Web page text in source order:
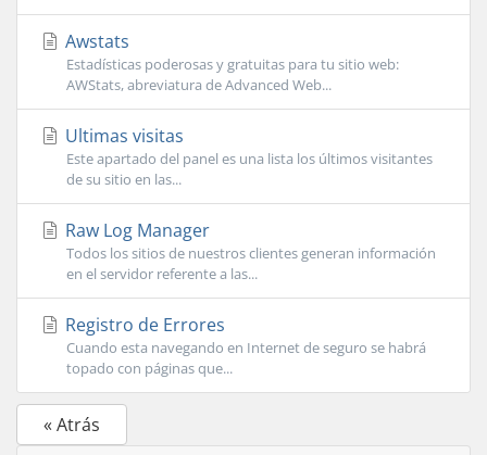
Awstats
Estadísticas poderosas y gratuitas para tu sitio web:
AWStats, abreviatura de Advanced Web...
Ultimas visitas
Este apartado del panel es una lista los últimos visitantes
de su sitio en las...
Raw Log Manager
Todos los sitios de nuestros clientes generan información
en el servidor referente a las...
Registro de Errores
Cuando esta navegando en Internet de seguro se habrá
topado con páginas que...
« Atrás